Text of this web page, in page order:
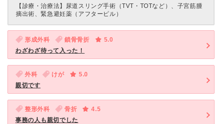
【診療・治療法】 尿道スリング手術（TVT・TOTなど）、子宮筋腫
摘出術、緊急避妊薬（アフターピル）
形成外科 鎖骨骨折
5.0
わざわざ待って入った！
外科 けが
5.0
親切です
整形外科 骨折
4.5
事務の人も親切でした